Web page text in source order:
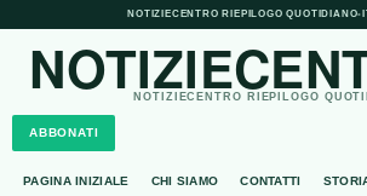
NOTIZIECENTRO RIEPILOGO QUOTIDIANO•
NOTIZIECENTRO RIEPILOGO
ABBONATI
PAGINA INIZIALE CHI SIAMO CONTATTI